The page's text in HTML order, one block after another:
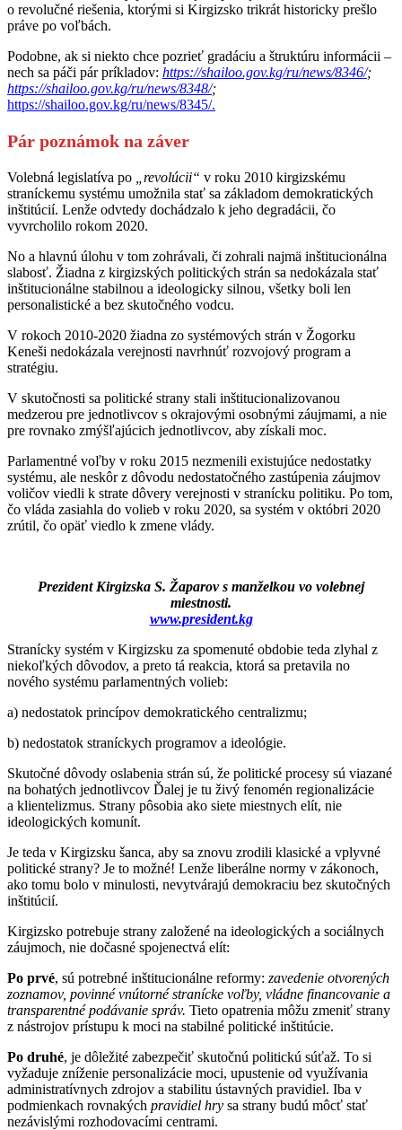
o revolučné riešenia, ktorými si Kirgizsko trikrát historicky prešlo
práve po voľbách.
Podobne, ak si niekto chce pozrieť gradáciu a štruktúru informácii –
nech sa páči pár príkladov: https://shailoo.gov.kg/ru/news/8346/;
https://shailoo.gov.kg/ru/news/8348/;
https://shailoo.gov.kg/ru/news/8345/.
Pár poznámok na záver
Volebná legislatíva po „revolúcii“ v roku 2010 kirgizskému
straníckemu systému umožnila stať sa základom demokratických
inštitúcií. Lenže odvtedy dochádzalo k jeho degradácii, čo
vyvrcholilo rokom 2020.
No a hlavnú úlohu v tom zohrávali, či zohrali najmä inštitucionálna
slabosť. Žiadna z kirgizských politických strán sa nedokázala stať
inštitucionálne stabilnou a ideologicky silnou, všetky boli len
personalistické a bez skutočného vodcu.
V rokoch 2010-2020 žiadna zo systémových strán v Žogorku
Keneši nedokázala verejnosti navrhnúť rozvojový program a
stratégiu.
V skutočnosti sa politické strany stali inštitucionalizovanou
medzerou pre jednotlivcov s okrajovými osobnými záujmami, a nie
pre rovnako zmýšľajúcich jednotlivcov, aby získali moc.
Parlamentné voľby v roku 2015 nezmenili existujúce nedostatky
systému, ale neskôr z dôvodu nedostatočného zastúpenia záujmov
voličov viedli k strate dôvery verejnosti v stranícku politiku. Po tom,
čo vláda zasiahla do volieb v roku 2020, sa systém v októbri 2020
zrútil, čo opäť viedlo k zmene vlády.
Prezident Kirgizska S. Žaparov s manželkou vo volebnej
miestnosti.
www.president.kg
Stranícky systém v Kirgizsku za spomenuté obdobie teda zlyhal z
niekoľkých dôvodov, a preto tá reakcia, ktorá sa pretavila no
nového systému parlamentných volieb:
a) nedostatok princípov demokratického centralizmu;
b) nedostatok straníckych programov a ideológie.
Skutočné dôvody oslabenia strán sú, že politické procesy sú viazané
na bohatých jednotlivcov Ďalej je tu živý fenomén regionalizácie
a klientelizmus. Strany pôsobia ako siete miestnych elít, nie
ideologických komunít.
Je teda v Kirgizsku šanca, aby sa znovu zrodili klasické a vplyvné
politické strany? Je to možné! Lenže liberálne normy v zákonoch,
ako tomu bolo v minulosti, nevytvárajú demokraciu bez skutočných
inštitúcií.
Kirgizsko potrebuje strany založené na ideologických a sociálnych
záujmoch, nie dočasné spojenectvá elít:
Po prvé, sú potrebné inštitucionálne reformy: zavedenie otvorených
zoznamov, povinné vnútorné stranícke voľby, vládne financovanie a
transparentné podávanie správ. Tieto opatrenia môžu zmeniť strany
z nástrojov prístupu k moci na stabilné politické inštitúcie.
Po druhé, je dôležité zabezpečiť skutočnú politickú súťaž. To si
vyžaduje zníženie personalizácie moci, upustenie od využívania
administratívnych zdrojov a stabilitu ústavných pravidiel. Iba v
podmienkach rovnakých pravidiel hry sa strany budú môcť stať
nezávislými rozhodovacími centrami.